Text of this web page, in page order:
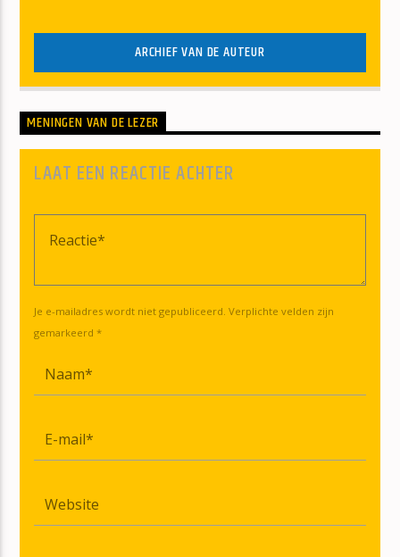
ARCHIEF VAN DE AUTEUR
MENINGEN VAN DE LEZER
LAAT EEN REACTIE ACHTER
Je e-mailadres wordt niet gepubliceerd. Verplichte velden zijn
gemarkeerd *